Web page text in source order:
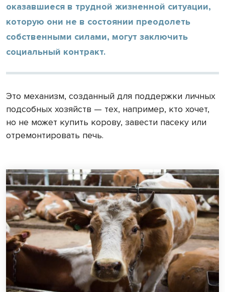
оказавшиеся в трудной жизненной ситуации,
которую они не в состоянии преодолеть
собственными силами, могут заключить
социальный контракт.
Это механизм, созданный для поддержки личных
подсобных хозяйств — тех, например, кто хочет,
но не может купить корову, завести пасеку или
отремонтировать печь.